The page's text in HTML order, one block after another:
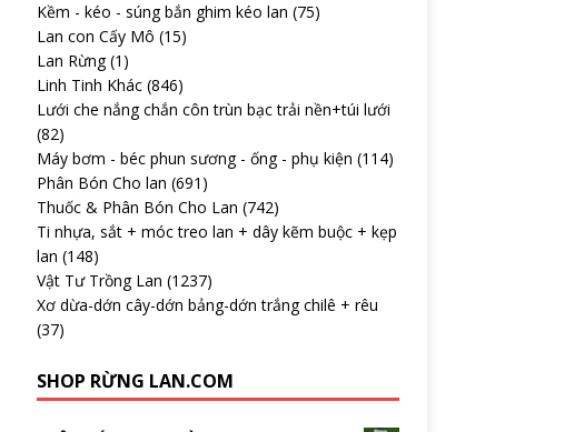
Kềm - kéo - súng bắn ghim kéo lan (75)
Lan con Cấy Mô (15)
Lan Rừng (1)
Linh Tinh Khác (846)
Lưới che nắng chắn côn trùn bạc trải nền+túi lưới
(82)
Máy bơm - béc phun sương - ống - phụ kiện (114)
Phân Bón Cho lan (691)
Thuốc & Phân Bón Cho Lan (742)
Ti nhựa, sắt + móc treo lan + dây kẽm buộc + kẹp
lan (148)
Vật Tư Trồng Lan (1237)
Xơ dừa-dớn cây-dớn bảng-dớn trắng chilê + rêu
(37)
SHOP RỪNG LAN.COM